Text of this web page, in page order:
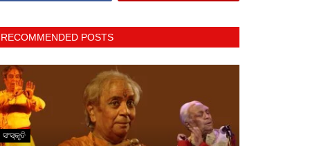
RECOMMENDED POSTS
ସଂସ୍କୃତି